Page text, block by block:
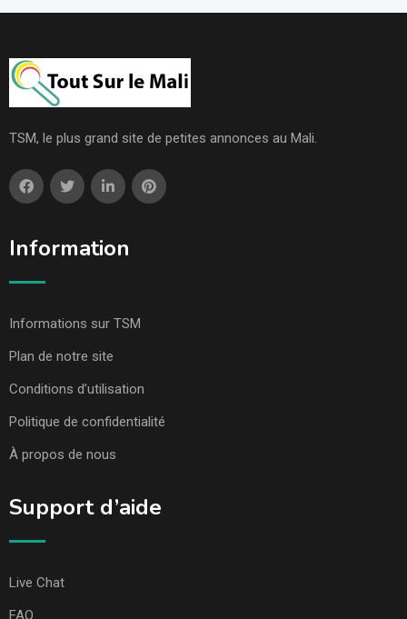
TSM, le plus grand site de petites annonces au Mali.
Information
Informations sur TSM
Plan de notre site
Conditions d’utilisation
Politique de confidentialité
À propos de nous
Support d’aide
Live Chat
FAQ